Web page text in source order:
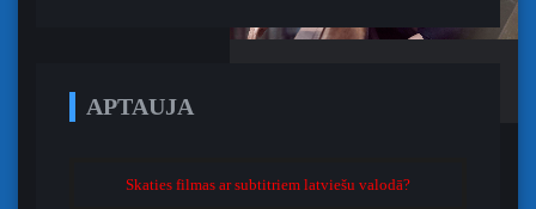
APTAUJA
Skaties filmas ar subtitriem latviešu valodā?